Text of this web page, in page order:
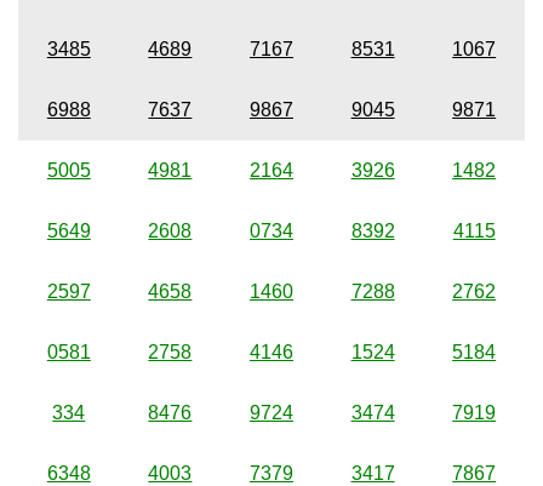
3485 4689 7167 8531 1067
6988 7637 9867 9045 9871
5005 4981 2164 3926 1482
5649 2608 0734 8392 4115
2597 4658 1460 7288 2762
0581 2758 4146 1524 5184
334 8476 9724 3474 7919
6348 4003 7379 3417 7867